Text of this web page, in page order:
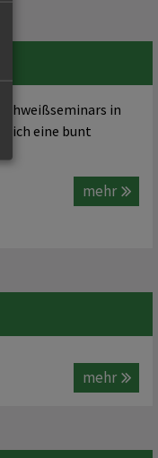
in
sich eine bunt
mehr
mehr